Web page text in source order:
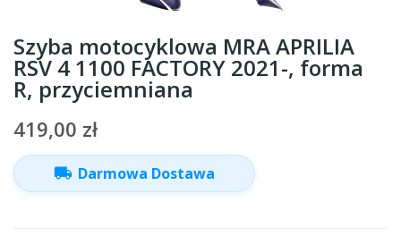
Szyba motocyklowa MRA APRILIA
RSV 4 1100 FACTORY 2021-, forma
R, przyciemniana
419,00 zł
local_shipping Darmowa Dostawa